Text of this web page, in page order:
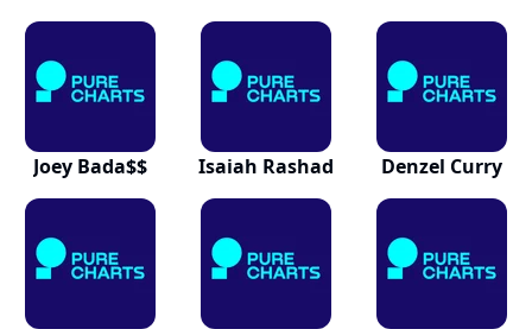
Joey Bada$$ Isaiah Rashad Denzel Curry